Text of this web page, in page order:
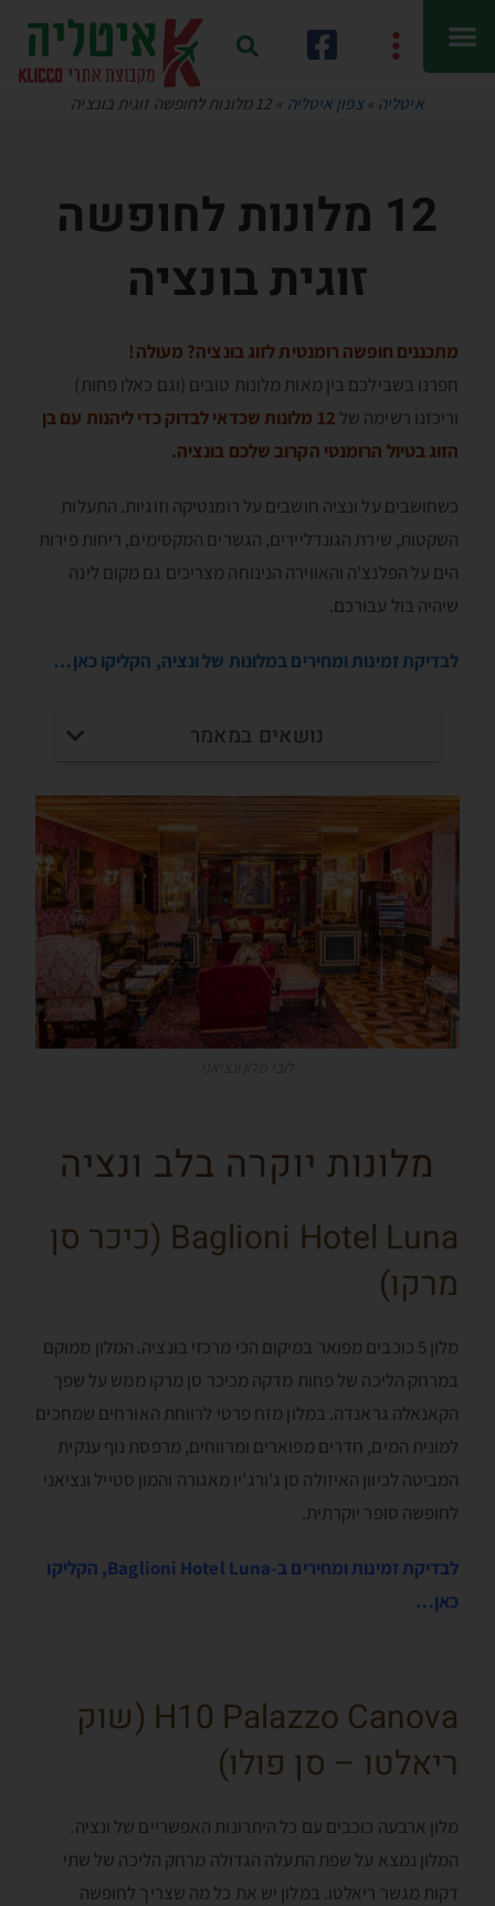
איטליה »צפון איטליה » 12 מלונות לחופשה זוגית בונציה
12 מלונות לחופשה
זוגית בונציה
מתכננים חופשה רומנטית לזוג בונציה? מעולה!
חפרנו בשבילכם בין מאות מלונות טובים (וגם כאלו פחות)
וריכזנו רשימה של
12 מלונות שכדאי לבדוק כדי ליהנות עם בן
הזוג בטיול הרומנטי הקרוב שלכם בונציה.
כשחושבים על ונציה חושבים על רומנטיקה וזוגיות. התעלות
השקטות, שירת הגונדליירים, הגשרים המקסימים, ריחות פירות
הים על הפלנצ'ה והאווירה הנינוחה מצריכים גם מקום לינה
שיהיה בול עבורכם.
לבדיקת זמינות ומחירים במלונות של ונציה, הקליקו כאן…
נושאים במאמר
מלונות יוקרה בלב ונציה
Baglioni Hotel Luna (כיכר סן
מרקו)
מלון 5 כוכבים מפואר במיקום הכי מרכזי בונציה. המלון ממוקם
במרחק הליכה של פחות מדקה מכיכר סן מרקו ממש על שפך
הקאנאלה גראנדה. במלון מזח פרטי לרווחת האורחים שמחכים
למונית המים, חדרים מפוארים ומרווחים, מרפסת נוף ענקית
המביטה לכיוון האיזולה סן ג'ורג'יו מאגורה והמון סטייל ונציאני
לחופשה סופר יוקרתית.
לבדיקת זמינות ומחירים ב-Baglioni Hotel Luna, הקליקו
כאן…
H10 Palazzo Canova (שוק
ריאלטו – סן פולו)
מלון ארבעה כוכבים עם כל היתרונות האפשריים של ונציה.
המלון נמצא על שפת התעלה הגדולה מרחק הליכה של שתי
דקות מגשר ריאלטו. במלון יש את כל מה שצריך לחופשה